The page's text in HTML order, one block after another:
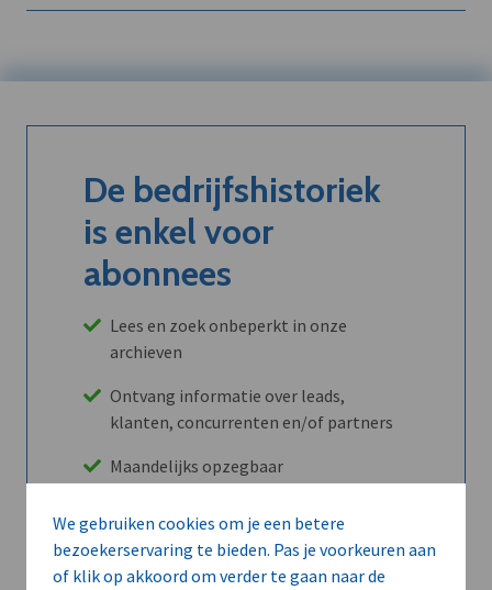
We gebruiken cookies om je een betere
bezoekerservaring te bieden. Pas je voorkeuren aan
of klik op akkoord om verder te gaan naar de
De bedrijfshistoriek
is enkel voor
abonnees
Lees en zoek onbeperkt in onze
archieven
Ontvang informatie over leads,
klanten, concurrenten en/of partners
Maandelijks opzegbaar
Ontdek alle voordelen